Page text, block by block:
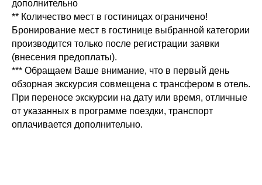
дополнительно
** Количество мест в гостиницах ограничено!
Бронирование мест в гостинице выбранной категории
производится только после регистрации заявки
(внесения предоплаты).
*** Обращаем Ваше внимание, что в первый день
обзорная экскурсия совмещена с трансфером в отель.
При переносе экскурсии на дату или время, отличные
от указанных в программе поездки, транспорт
оплачивается дополнительно.